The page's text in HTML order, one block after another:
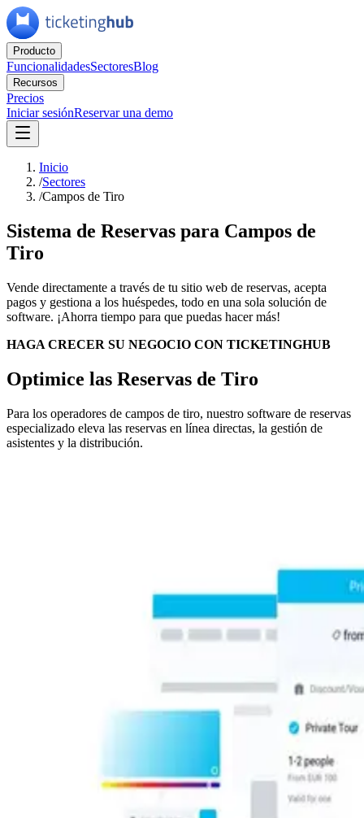
Producto
FuncionalidadesSectoresBlog
Recursos
Precios
Iniciar sesiónReservar una demo
Inicio
/Sectores
/Campos de Tiro
Sistema de Reservas para Campos de
Tiro
Vende directamente a través de tu sitio web de reservas, acepta
pagos y gestiona a los huéspedes, todo en una sola solución de
software. ¡Ahorra tiempo para que puedas hacer más!
HAGA CRECER SU NEGOCIO CON TICKETINGHUB
Optimice las Reservas de Tiro
Para los operadores de campos de tiro, nuestro software de reservas
especializado eleva las reservas en línea directas, la gestión de
asistentes y la distribución.